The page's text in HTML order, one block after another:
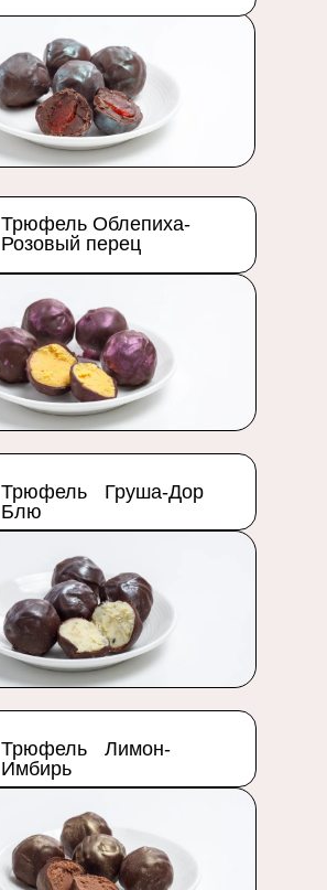
Трюфель Облепиха-
Розовый перец
Трюфель Груша-Дор
Блю
Трюфель Лимон-
Имбирь